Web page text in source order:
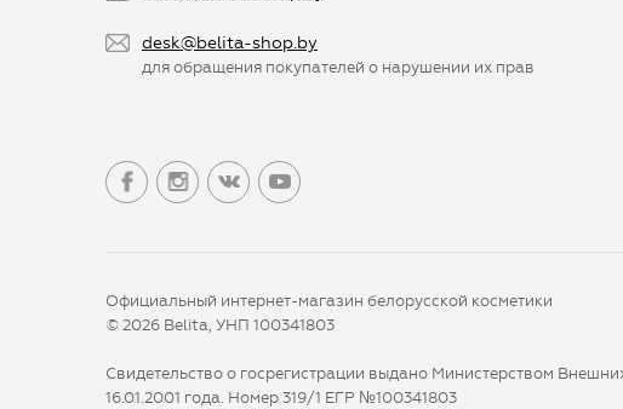
desk@belita-shop.by
для обращения покупателей о нарушении их прав
Официальный интернет-магазин белорусской косметики
© 2026 Belita, УНП 100341803
Свидетельство о госрегистрации выдано Министерством
16.01.2001 года. Номер 319/1 ЕГР №100341803